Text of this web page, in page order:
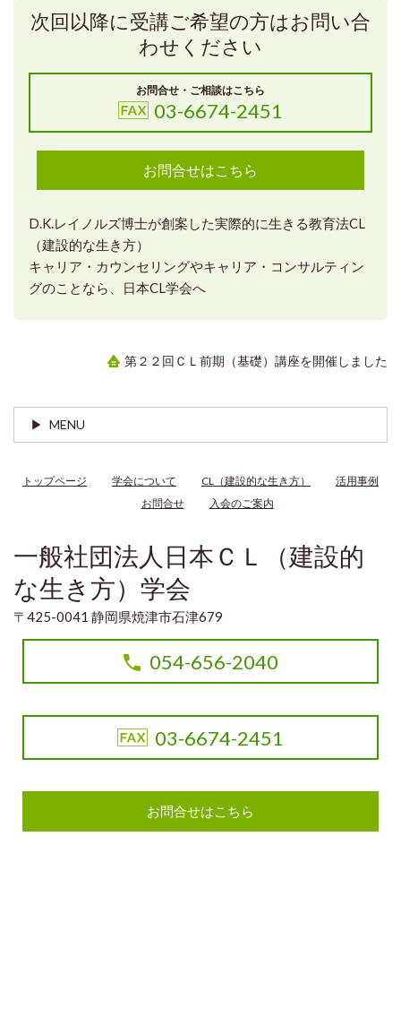
次回以降に受講ご希望の方はお問い合
わせください
お問合せ・ご相談はこちら
03-6674-2451
お問合せはこちら
D.K.レイノルズ博士が創案した実際的に生きる教育法CL
（建設的な生き方）
キャリア・カウンセリングやキャリア・コンサルティン
グのことなら、日本CL学会へ
第２２回ＣＬ前期（基礎）講座を開催しました
MENU
トップページ 学会について CL（建設的な生き方）
活用事例
お問合せ
入会のご案内
一般社団法人日本ＣＬ（建設的
な生き方）学会
〒425-0041 静岡県焼津市石津679
054-656-2040
03-6674-2451
お問合せはこちら